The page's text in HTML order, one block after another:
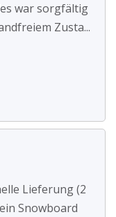
war sorgfältig
Zusta...
Lieferung (2
Snowboard